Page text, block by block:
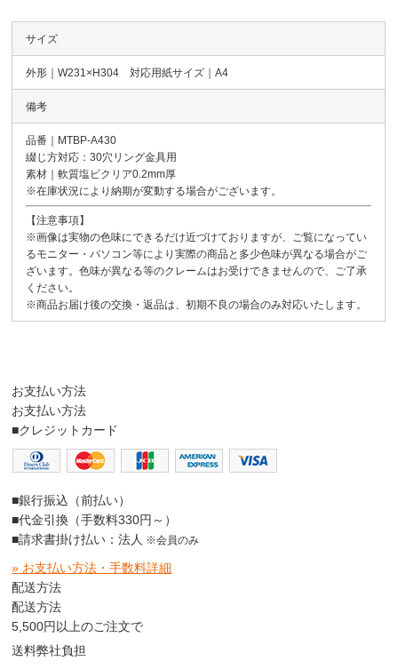
サイズ
外形｜W231×H304 対応用紙サイズ｜A4
備考
品番｜MTBP-A430
綴じ方対応：30穴リング金具用
素材｜軟質塩ビクリア0.2mm厚
※在庫状況により納期が変動する場合がございます。
【注意事項】
※画像は実物の色味にできるだけ近づけておりますが、ご覧になってい
るモニター・パソコン等により実際の商品と多少色味が異なる場合がご
ざいます。色味が異なる等のクレームはお受けできませんので、ご了承
ください。
※商品お届け後の交換・返品は、初期不良の場合のみ対応いたします。
お支払い方法
お支払い方法
■クレジットカード
■銀行振込（前払い）
■代金引換（手数料330円～）
■請求書掛け払い：法人 ※会員のみ
» お支払い方法・手数料詳細
配送方法
配送方法
5,500円以上のご注文で
送料弊社負担